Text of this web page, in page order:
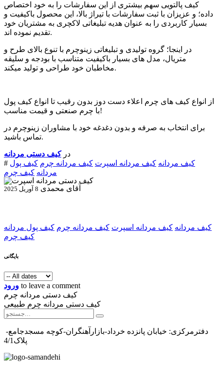
کیف پالتویی سهم بیشتری از این سفارشات را به خود اختصاص
داده؛ و عزیزان با ثبت سفارشات با تیراژ بالا، این محصول باکیفیت و
بسیار کاربردی را به عنوان هدیه تبلیغاتی لاکچری به مشتریان خود
تقدیم نموده اند.
در اینجا؛ گروه تولیدی و تبلیغاتی زینوچرم با تنوع بالای طرح و
متریال، مدل های بسیار باکیفیت متناسب با بودجه و سلیقه
مخاطبان خود طراحی و تولید میکند.
از انواع کیف های چرم اعلاء دست دوز بدون رقیب تا انواع کیف پول
با چرم صنعتی و قیمت مناسب!
برای انتخاب به صرفه و بدون دغدغه خود با مشاوران زینوچرم در
تماس باشید.
در کیف دستی مردانه
#
کیف مردانه کیف مردانه اسپرت کیف مردانه چرم کیف پول
مردانه کیف چرم
آقای محمدی 8 آوریل 2025
کیف مردانه کیف مردانه اسپرت کیف مردانه چرم کیف پول مردانه
کیف چرم
بایگانی
ورود to leave a comment
کیف دستی مردانه چرم
کیف دستی مردانه چرم طبیعی
پلاک4/1